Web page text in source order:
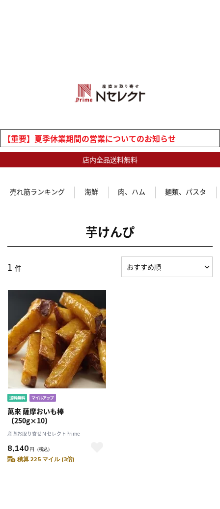
【重要】夏季休業期間の営業についてのお知らせ
店内全品送料無料
売れ筋ランキング 海鮮 肉、ハム 麺類、パスタ
芋けんぴ
1 件
萬來 薩摩おいも棒
〔250g×10〕
産直お取り寄せＮセレクトPrime
8,140 円 （税込）
積算 225 マイル (3倍)